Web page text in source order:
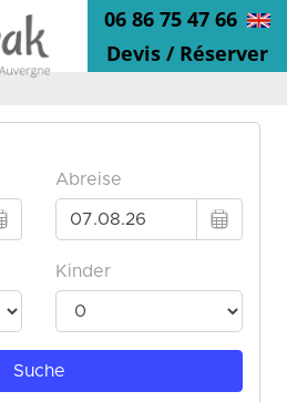
06 86 75 47 66
Devis / Réserver